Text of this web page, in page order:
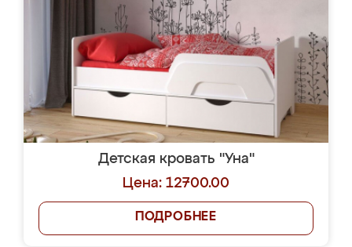
Детская кровать "Уна"
Цена: 12700.00
ПОДРОБНЕЕ